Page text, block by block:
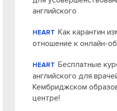
английского
HEART Как карантин
отношение к онлайн-
HEART Бесплатные
английского для
Кембриджском
центре!